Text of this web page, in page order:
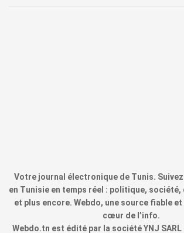
Votre journal électronique de Tunis.
en Tunisie en temps réel : politique,
et plus encore. Webdo, une source fiable
cœur de l’info.
Webdo.tn est édité par la société YNJ SARL